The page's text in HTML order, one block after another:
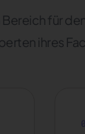
für
ihres